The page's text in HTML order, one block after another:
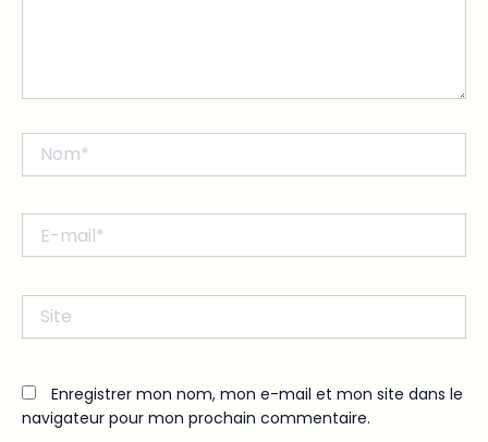
mail*
Enregistrer mon nom, mon e-mail et mon site dans le
navigateur pour mon prochain commentaire.